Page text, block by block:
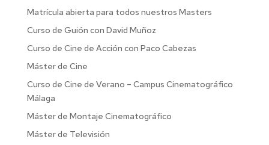
Matrícula abierta para todos nuestros Masters
Curso de Guión con David Muñoz
Curso de Cine de Acción con Paco Cabezas
Máster de Cine
Curso de Cine de Verano – Campus Cinematográfico
Málaga
Máster de Montaje Cinematográfico
Máster de Televisión